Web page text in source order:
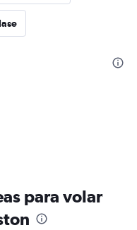
para volar